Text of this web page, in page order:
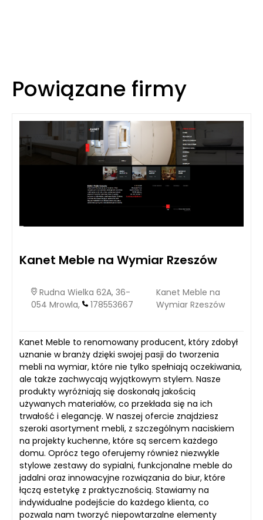
Powiązane firmy
Kanet Meble na Wymiar Rzeszów
Rudna Wielka 62A, 36-
054 Mrowla,
178553667
Kanet Meble na
Wymiar Rzeszów
Kanet Meble to renomowany producent, który zdobył
uznanie w branży dzięki swojej pasji do tworzenia
mebli na wymiar, które nie tylko spełniają oczekiwania,
ale także zachwycają wyjątkowym stylem. Nasze
produkty wyróżniają się doskonałą jakością
używanych materiałów, co przekłada się na ich
trwałość i elegancję. W naszej ofercie znajdziesz
szeroki asortyment mebli, z szczególnym naciskiem
na projekty kuchenne, które są sercem każdego
domu. Oprócz tego oferujemy również niezwykle
stylowe zestawy do sypialni, funkcjonalne meble do
jadalni oraz innowacyjne rozwiązania do biur, które
łączą estetykę z praktycznością. Stawiamy na
indywidualne podejście do każdego klienta, co
pozwala nam tworzyć niepowtarzalne elementy